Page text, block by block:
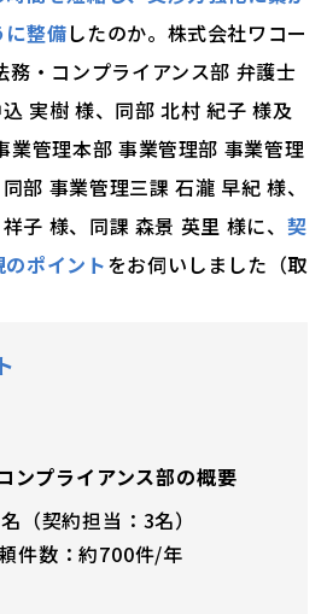
に整備したのか。株式会社ワコー
務・コンプライアンス部 弁護士
実樹 様、同部 北村 紀子 様及
業管理本部 事業管理部 事業管理
部 事業管理三課 石瀧 早紀 様、
子 様、同課 森景 英里 様に、 契
ポイントをお伺いしました（取
ンプライアンス部の概要
（契約担当：3名）
件数：約700件/年